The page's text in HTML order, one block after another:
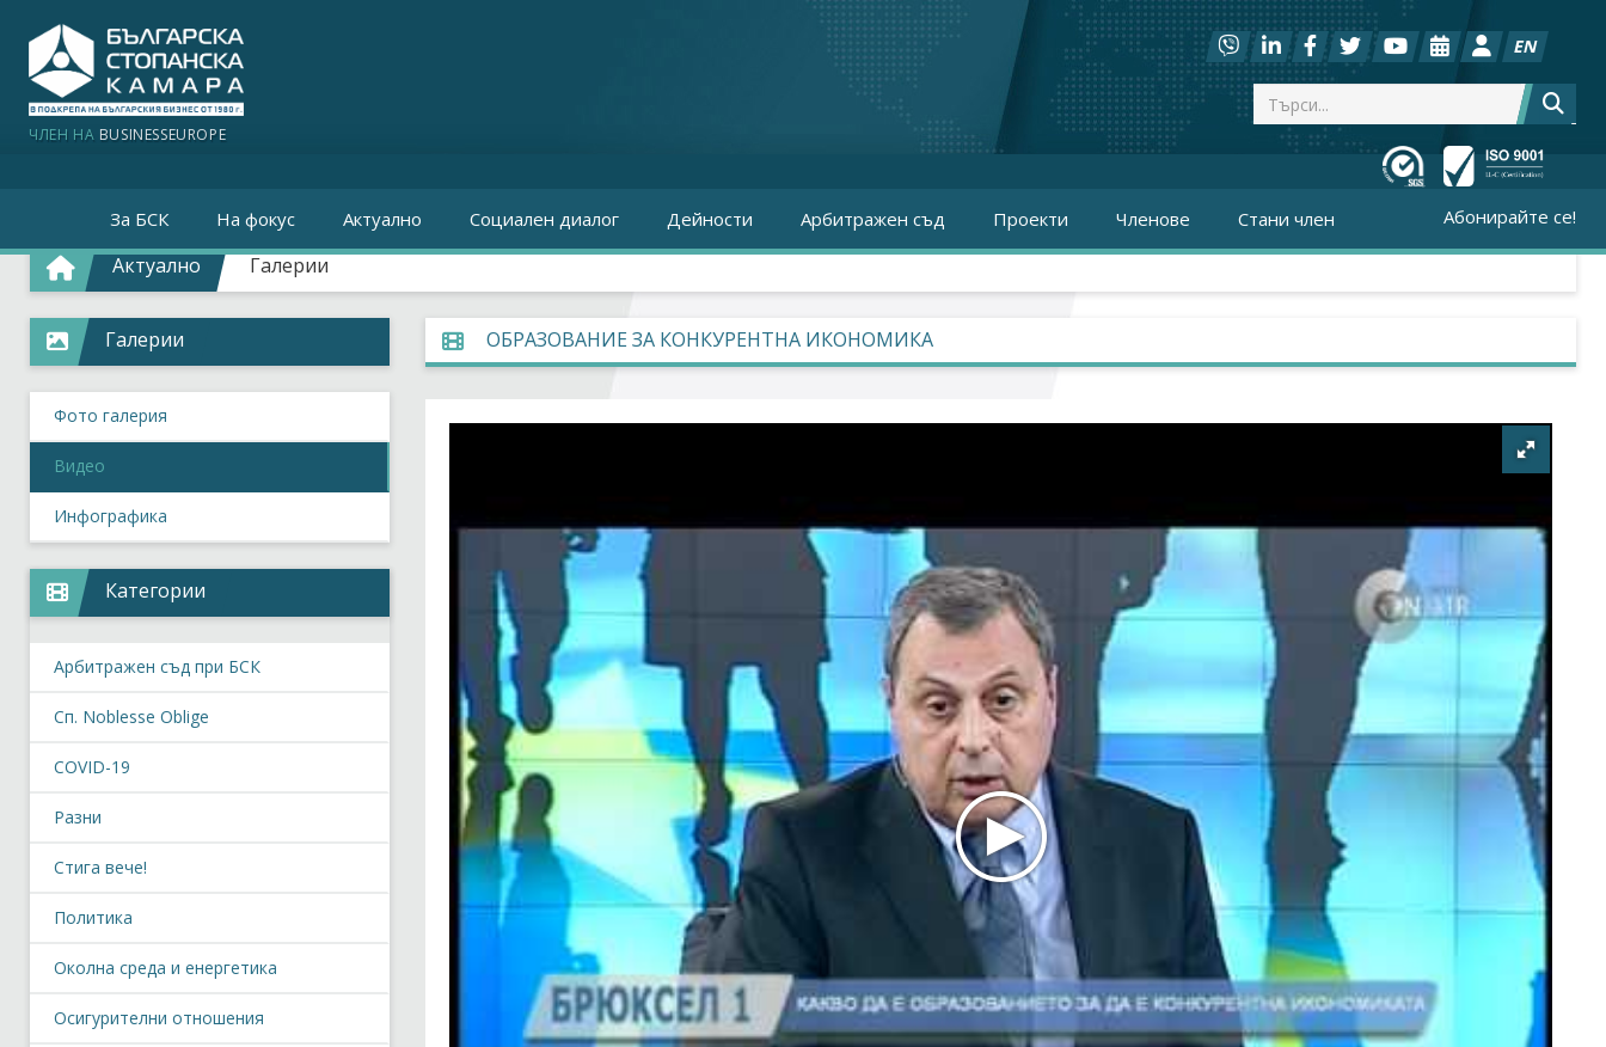
ЧЛЕН НА BUSINESSEUROPE
EN
За БСК На фокус Актуално Социален диалог Дейности Арбитражен съд Проекти Членове Стани член Абонирайте се!
Актуално Галерии
ОБРАЗОВАНИЕ ЗА КОНКУРЕНТНА ИКОНОМИКА
Галерии
Фото галерия
Видео
Инфографика
Категории
Арбитражен съд при БСК
Сп. Noblesse Oblige
COVID-19
Разни
Стига вече!
Политика
Околна среда и енергетика
Осигурителни отношения